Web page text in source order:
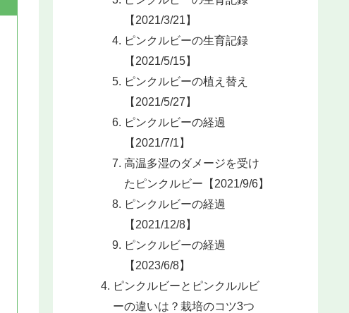
【2021/3/21】
ピンクルビーの生育記録
【2021/5/15】
ピンクルビーの植え替え
【2021/5/27】
ピンクルビーの経過
【2021/7/1】
高温多湿のダメージを受け
たピンクルビー【2021/9/6】
ピンクルビーの経過
【2021/12/8】
ピンクルビーの経過
【2023/6/8】
ピンクルビーとピンクルルビ
ーの違いは？栽培のコツ3つ